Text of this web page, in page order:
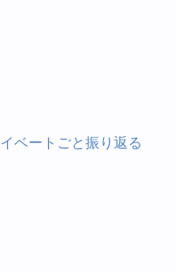
ベートごと振り返る